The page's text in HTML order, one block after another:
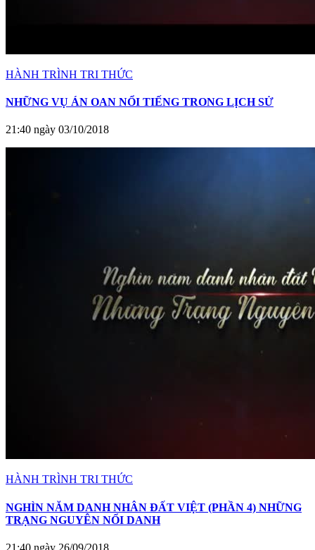
HÀNH TRÌNH TRI THỨC
NHỮNG VỤ ÁN OAN NỔI TIẾNG TRONG LỊCH SỬ
21:40 ngày 03/10/2018
HÀNH TRÌNH TRI THỨC
NGHÌN NĂM DANH NHÂN ĐẤT VIỆT (PHẦN 4) NHỮNG
TRẠNG NGUYÊN NỔI DANH
21:40 ngày 26/09/2018